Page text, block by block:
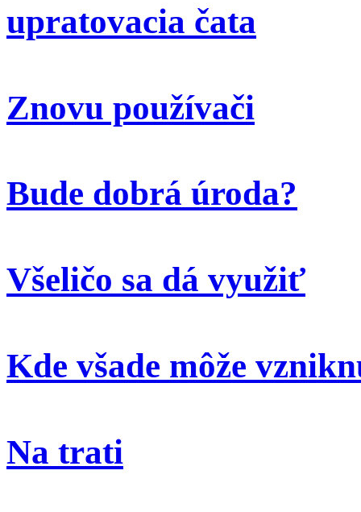
upratovacia čata
Znovu používači
Bude dobrá úroda?
Všeličo sa dá využiť
Kde všade môže
Na trati